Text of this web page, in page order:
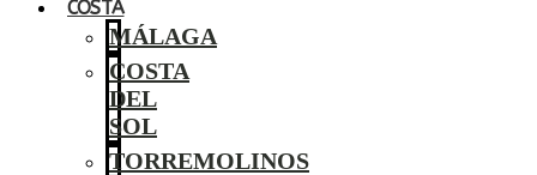
COSTA
MÁLAGA
COSTA
DEL
SOL
TORREMOLINOS